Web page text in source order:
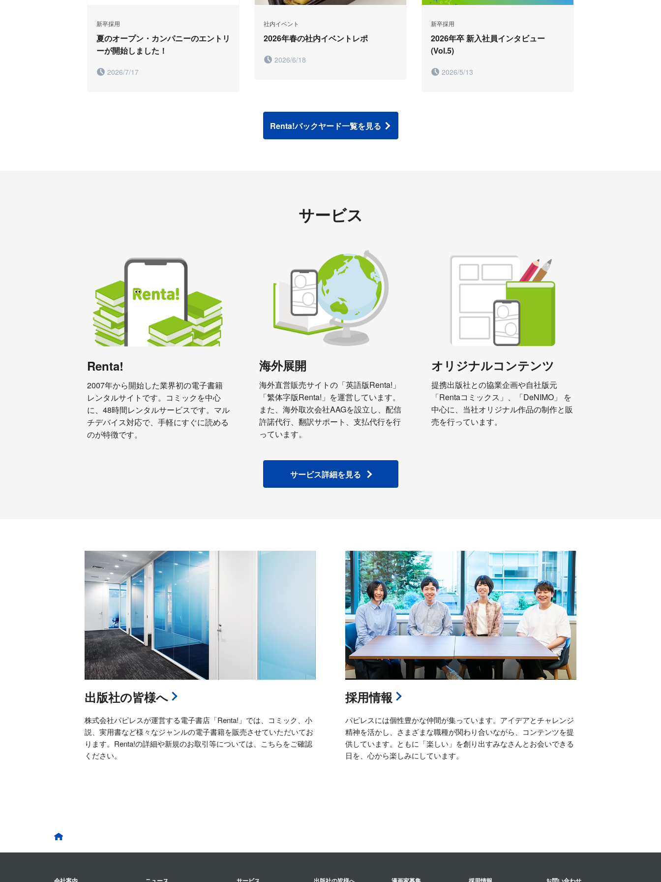
新卒採用
夏のオープン・カンパニーのエントリ
ーが開始しました！
2026/7/17
社内イベント
2026年春の社内イベントレポ
2026/6/18
新卒採用
2026年卒 新入社員インタビュー
(Vol.5)
2026/5/13
Renta!バックヤード一覧を見る
サービス
Renta!
2007年から開始した業界初の電子書籍
レンタルサイトです。コミックを中心
に、48時間レンタルサービスです。マル
チデバイス対応で、手軽にすぐに読める
のが特徴です。
海外展開
海外直営販売サイトの「英語版Renta!」
「繁体字版Renta!」を運営しています。
また、海外取次会社AAGを設立し、配信
許諾代行、翻訳サポート、支払代行を行
っています。
オリジナルコンテンツ
提携出版社との協業企画や自社版元
「Rentaコミックス」、「DeNIMO」 を
中心に、当社オリジナル作品の制作と販
売を行っています。
サービス詳細を見る
出版社の皆様へ
株式会社パピレスが運営する電子書店「Renta!」では、コミック、小
説、実用書など様々なジャンルの電子書籍を販売させていただいてお
ります。Renta!の詳細や新規のお取引等については、こちらをご確認
ください。
採用情報
パピレスには個性豊かな仲間が集っています。アイデアとチャレンジ
精神を活かし、さまざまな職種が関わり合いながら、コンテンツを提
供しています。ともに「楽しい」を創り出すみなさんとお会いできる
日を、心から楽しみにしています。